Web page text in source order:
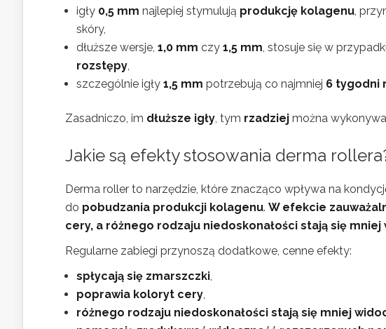
igły 0,5 mm najlepiej stymulują produkcję kolagenu,
skóry,
dłuższe wersje, 1,0 mm czy 1,5 mm, stosuje się w
rozstępy,
szczególnie igły 1,5 mm potrzebują co najmniej 6 tygodni
Zasadniczo, im dłuższe igły, tym rzadziej można
Jakie są efekty stosowania derma
Derma roller to narzędzie, które znacząco wpływa na
do pobudzania produkcji kolagenu. W efekcie
cery, a różnego rodzaju niedoskonałości stają się mniej
Regularne zabiegi przynoszą dodatkowe, cenne efekty:
spłycają się zmarszczki,
poprawia koloryt cery,
różnego rodzaju niedoskonałości stają się mniej